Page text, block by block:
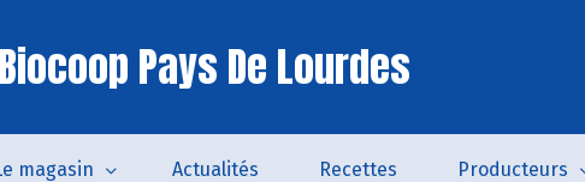
Biocoop Pays De Lourdes
magasin Actualités Recettes Producteurs